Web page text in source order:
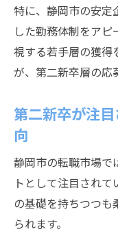
静岡市の
割
第二新卒
第二新卒とし
第二新卒
転職エー
拡大
特に、静岡市の安定
した勤務体制をア
視する若手層の獲得
が、第二新卒層の応
第二新卒が注
向
静岡市の転職市場で
トとして注目され
の基礎を持ちつつ
られます。